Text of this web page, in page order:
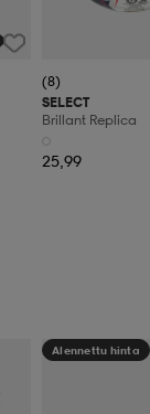
(8)
SELECT
Brillant Replica
25,99
Alennettu hinta